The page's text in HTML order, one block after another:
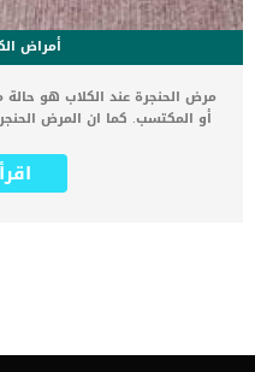
أمراض
مرض الحنجرة عند الكلاب هو حالة
أو المكتسب. كما ان المرض
الغضروف الذي تدعمه هذه
المرضية موروثة او مكتسبة او
الرئتين ، وتعمل على حماية